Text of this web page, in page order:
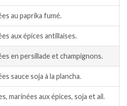
au paprika fumé.
aux épices antillaises.
en persillade et champignons.
sauce soja à la plancha.
marinées aux épices, soja et ail.